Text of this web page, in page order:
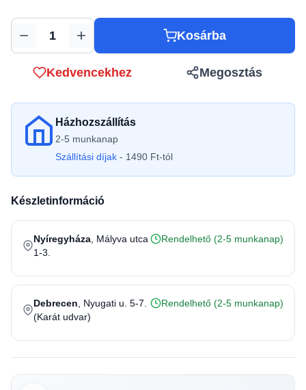
Mennyiség Kosárba
Kedvencekhez Megosztás
Házhozszállítás
2-5 munkanap
Szállítási díjak - 1490 Ft-tól
Készletinformáció
Nyíregyháza , Mályva utca
1-3.
Rendelhető (2-5 munkanap)
Debrecen , Nyugati u. 5-7.
(Karát udvar)
Rendelhető (2-5 munkanap)